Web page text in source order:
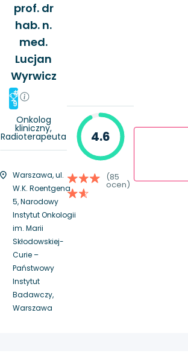
prof. dr
hab. n.
med.
Lucjan
Wyrwicz
#
9
Onkolog
kliniczny,
Radioterapeuta
Warszawa, ul.
W.K. Roentgena
5, Narodowy
Instytut Onkologii
im. Marii
Skłodowskiej-
Curie –
Państwowy
Instytut
Badawczy,
Warszawa
4.6
(85
ocen)